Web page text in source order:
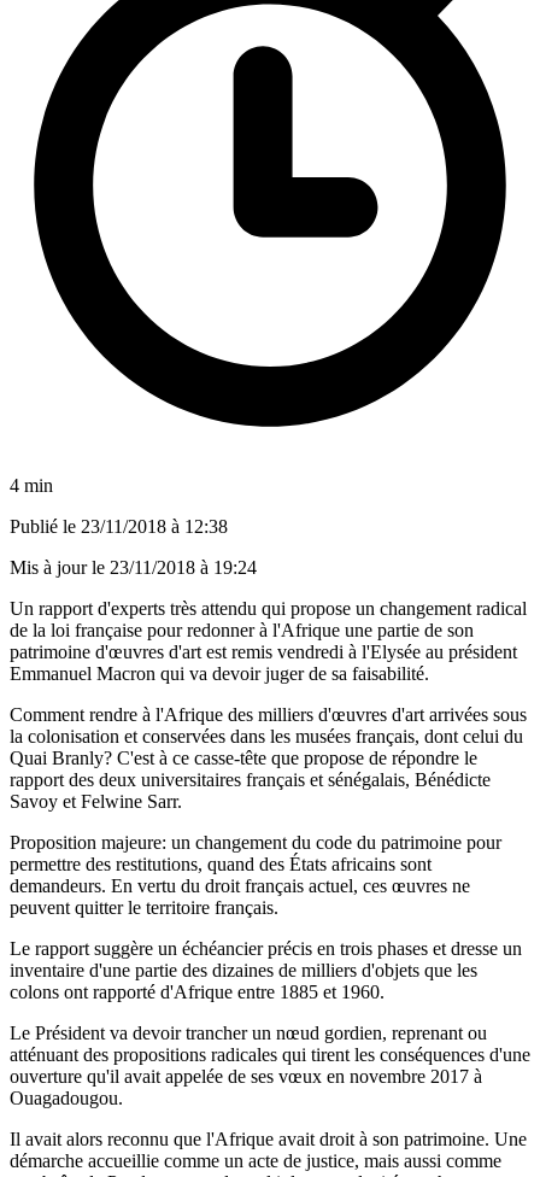
4 min
Publié le 23/11/2018 à 12:38
Mis à jour le 23/11/2018 à 19:24
Un rapport d'experts très attendu qui propose un changement radical
de la loi française pour redonner à l'Afrique une partie de son
patrimoine d'œuvres d'art est remis vendredi à l'Elysée au président
Emmanuel Macron qui va devoir juger de sa faisabilité.
Comment rendre à l'Afrique des milliers d'œuvres d'art arrivées sous
la colonisation et conservées dans les musées français, dont celui du
Quai Branly? C'est à ce casse-tête que propose de répondre le
rapport des deux universitaires français et sénégalais, Bénédicte
Savoy et Felwine Sarr.
Proposition majeure: un changement du code du patrimoine pour
permettre des restitutions, quand des États africains sont
demandeurs. En vertu du droit français actuel, ces œuvres ne
peuvent quitter le territoire français.
Le rapport suggère un échéancier précis en trois phases et dresse un
inventaire d'une partie des dizaines de milliers d'objets que les
colons ont rapporté d'Afrique entre 1885 et 1960.
Le Président va devoir trancher un nœud gordien, reprenant ou
atténuant des propositions radicales qui tirent les conséquences d'une
ouverture qu'il avait appelée de ses vœux en novembre 2017 à
Ouagadougou.
Il avait alors reconnu que l'Afrique avait droit à son patrimoine. Une
démarche accueillie comme un acte de justice, mais aussi comme